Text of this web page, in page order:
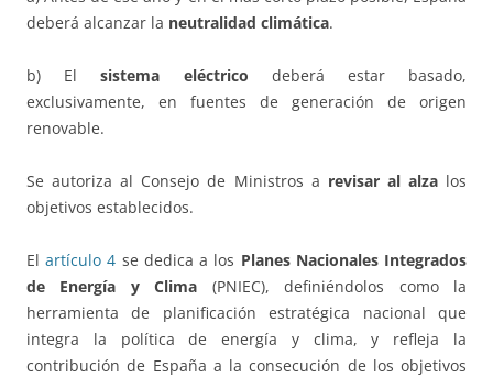
deberá alcanzar la neutralidad climática.
b) Elsistema eléctrico deberá estar basado,
exclusivamente, en fuentes de generación de origen
renovable.
Se autoriza al Consejo de Ministros a revisar al alzalos
objetivos establecidos.
Elartículo 4 se dedica a los Planes Nacionales Integrados
de Energía y Clima (PNIEC), definiéndolos como la
herramienta de planificación estratégica nacional que
integra la política de energía y clima, y refleja la
contribución de España a la consecución de los objetivos